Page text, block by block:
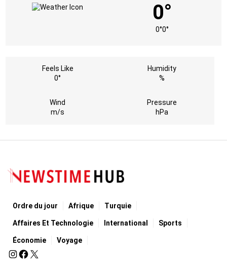
0°
0°0°
Feels Like
0°
Humidity
%
Wind
m/s
Pressure
hPa
Ordre du jour Afrique Turquie
Affaires Et Technologie International Sports
Économie Voyage